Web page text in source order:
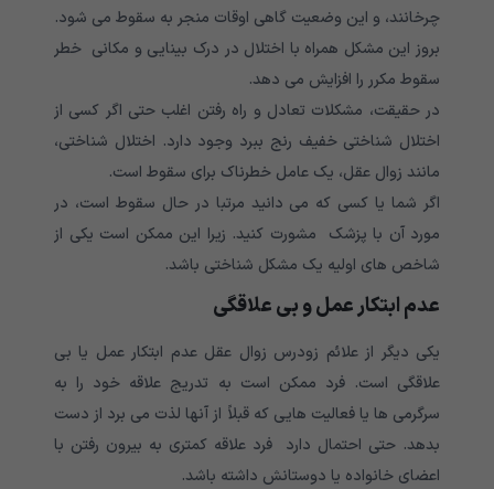
چرخانند، و این وضعیت گاهی اوقات منجر به سقوط می شود.
بروز این مشکل همراه با اختلال در درک بینایی و مکانی خطر
سقوط مکرر را افزایش می دهد.
در حقیقت، مشکلات تعادل و راه رفتن اغلب حتی اگر کسی از
اختلال شناختی خفیف رنج ببرد وجود دارد. اختلال شناختی،
مانند زوال عقل، یک عامل خطرناک برای سقوط است.
اگر شما یا کسی که می دانید مرتبا در حال سقوط است، در
مورد آن با پزشک مشورت کنید. زیرا این ممکن است یکی از
شاخص های اولیه یک مشکل شناختی باشد.
عدم ابتکار عمل و بی علاقگی
یکی دیگر از علائم زودرس زوال عقل عدم ابتکار عمل یا بی
علاقگی است. فرد ممکن است به تدریج علاقه خود را به
سرگرمی ها یا فعالیت هایی که قبلاً از آنها لذت می برد از دست
بدهد. حتی احتمال دارد فرد علاقه کمتری به بیرون رفتن با
اعضای خانواده یا دوستانش داشته باشد.